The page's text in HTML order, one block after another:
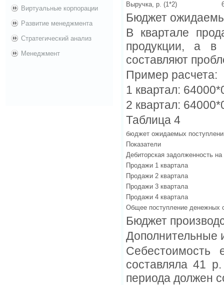
Виртуальные корпорации
Развитие менеджмента
Стратегический анализ
Менеджмент
Выручка, р. (1*2)
Бюджет
В квартале
продукции, а в
составляют
Пример расчета:
1 квартал:
2 квартал:
Таблица 4
бюджет ожидаемых
Показатели
Дебиторская задолженность
Продажи 1 квартала
Продажи 2 квартала
Продажи 3 квартала
Продажи 4 квартала
Общее поступление денежных
Бюджет
Дополнительные
Себестоимость
составляла 41
периода должен